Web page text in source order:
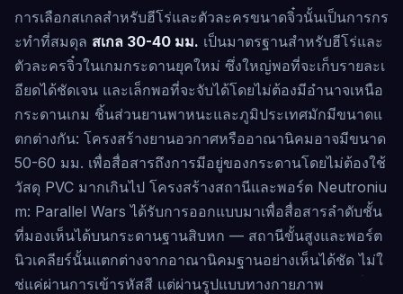
การเลือกสเกลสำหรับฮีโร่และตัวละครขนาดจิ๋วนั้นเป็นการกร
ะทำที่สมดุล สเกล 30-40 มม. เป็นมาตรฐานสำหรับฮีโร่และ
ตัวละครจิ๋วในเกมกระดานยุคใหม่ ซึ่งใหญ่พอที่จะเก็บรายละเ
อียดได้ชัดเจน และเล็กพอที่จะจับได้โดยไม่ต้องมีอำนาจเหนือ
กระดานเกม ชิ้นส่วนยานพาหนะและภูมิประเทศมักมีขนาดแ
ตกต่างกัน: โครงสร้างยานอวกาศหรืออาณานิคมอาจมีขนาด
50-60 มม. เพื่อสื่อสารถึงการมีอยู่ของกระดานโดยไม่ต้องใช้
วัสดุ PVC มากเกินไป โครงสร้างสถานีและพอร์ต Neutroniu
m: Parallel Wars ได้รับการออกแบบมาเพื่อสื่อสารลำดับชั้น
ที่มองเห็นได้บนกระดานฐานสิบหก — สถานีขั้นสูงและพอร์ต
นิวเคลียร์นั้นแตกต่างจากอาณานิคมฐานอย่างเห็นได้ชัด ไม่ใ
ช่แค่ผ่านการเข้ารหัสสี แต่ผ่านรูปแบบทางกายภาพ